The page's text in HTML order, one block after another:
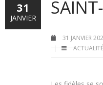
31 JANVIER
31
JANVIER